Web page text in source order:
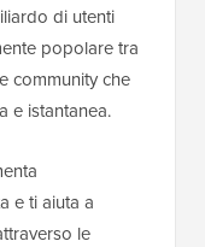
di utenti
popolare tra
community che
e istantanea.
e ti aiuta a
le